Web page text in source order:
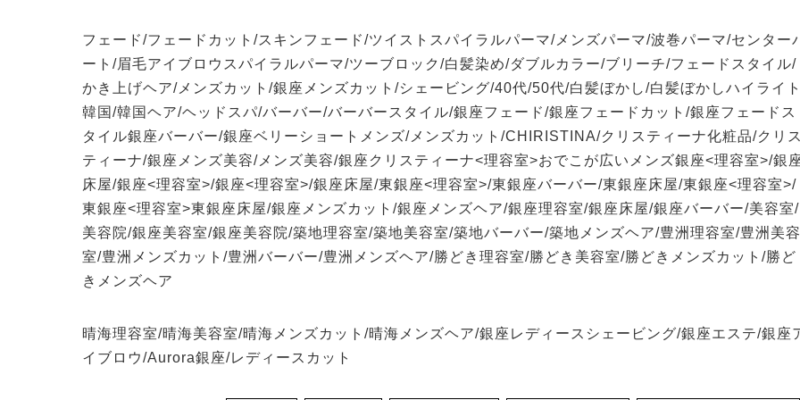
フェード/フェードカット/スキンフェード/ツイストスパイラルパーマ/メンズパーマ/波巻パーマ/センター
ート/眉毛アイブロウスパイラルパーマ/ツーブロック/白髪染め/ダブルカラー/ブリーチ/フェードスタイル/
かき上げヘア/メンズカット/銀座メンズカット/シェービング/40代/50代/白髪ぼかし/白髪ぼかしハイライ
韓国/韓国ヘア/ヘッドスパ/バーバー/バーバースタイル/銀座フェード/銀座フェードカット/銀座フェードス
タイル銀座バーバー/銀座ベリーショートメンズ/メンズカット/CHIRISTINA/クリスティーナ化粧品/クリス
ティーナ/銀座メンズ美容/メンズ美容/銀座クリスティーナ<理容室>おでこが広いメンズ銀座<理容室>/銀
床屋/銀座<理容室>/銀座<理容室>/銀座床屋/東銀座<理容室>/東銀座バーバー/東銀座床屋/東銀座<理容室>/
東銀座<理容室>東銀座床屋/銀座メンズカット/銀座メンズヘア/銀座理容室/銀座床屋/銀座バーバー/美容室/
美容院/銀座美容室/銀座美容院/築地理容室/築地美容室/築地バーバー/築地メンズヘア/豊洲理容室/豊洲美容
室/豊洲メンズカット/豊洲バーバー/豊洲メンズヘア/勝どき理容室/勝どき美容室/勝どきメンズカット/勝ど
きメンズヘア
晴海理容室/晴海美容室/晴海メンズカット/晴海メンズヘア/銀座レディースシェービング/銀座エステ/銀座
イブロウ/Aurora銀座/レディースカット